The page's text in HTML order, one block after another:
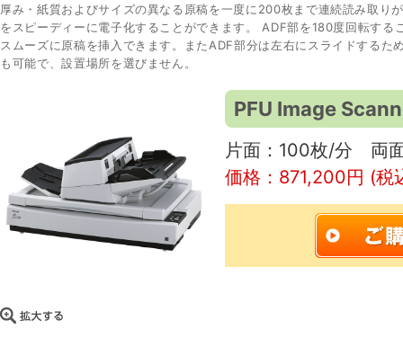
厚み・紙質およびサイズの異なる原稿を一度に200枚まで連続読み取り
をスピーディーに電子化することができます。 ADF部を180度回転する
スムーズに原稿を挿入できます。またADF部分は左右にスライドするた
も可能で、設置場所を選びません。
PFU Image
片面：100枚/分 両
価格：871,200円 (税